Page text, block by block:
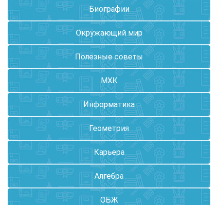
Биографии
Окружающий мир
Полезные советы
МХК
Информатика
Геометрия
Карьера
Алгебра
ОБЖ